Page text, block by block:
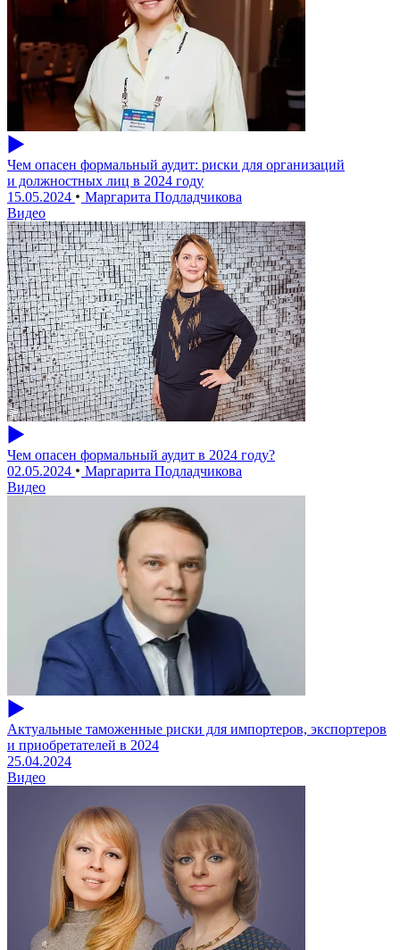
Чем опасен формальный аудит: риски для организаций
и должностных лиц в 2024 году
15.05.2024
Маргарита Подладчикова
Видео
Чем опасен формальный аудит в 2024 году?
02.05.2024
Маргарита Подладчикова
Видео
Актуальные таможенные риски для импортеров, экспортеров
и приобретателей в 2024
25.04.2024
Видео